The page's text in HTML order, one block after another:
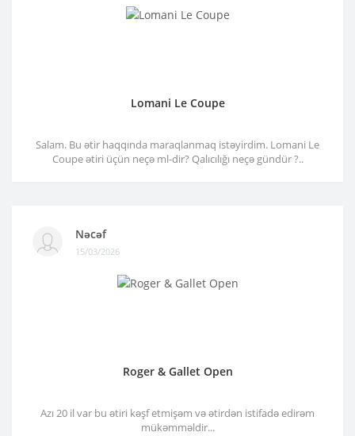
Lomani Le Coupe
Salam. Bu ətir haqqında maraqlanmaq istəyirdim. Lomani Le
Coupe ətiri üçün neçə ml-dir? Qalıcılığı neçə gündür ?..
Nəcəf
15/03/2026
Roger & Gallet Open
Azı 20 il var bu ətiri kəşf etmişəm və ətirdən istifadə edirəm
mükəmməldir...